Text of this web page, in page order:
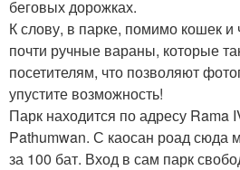
беговых дорожках.
К слову, в парке, помимо кошек и
почти ручные вараны, которые
посетителям, что позволяют
упустите возможность!
Парк находится по адресу Rama
Pathumwan. С каосан роад сюда
за 100 бат. Вход в сам парк